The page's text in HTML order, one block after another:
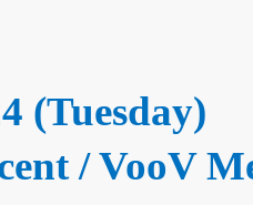
(Tuesday)
/ VooV